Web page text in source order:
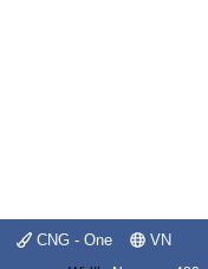
CNG - One VN